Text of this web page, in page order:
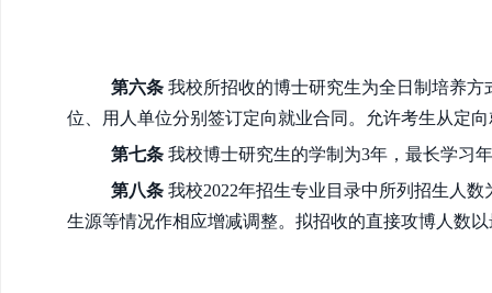
第六条 我校所招收的博士研究生为全日制培养
位、用人单位分别签订定向就业合同。允许考生从定
第七条 我校博士研究生的学制为3年，最长学习
第八条 我校2022年招生专业目录中所列招生人
生源等情况作相应增减调整。拟招收的直接攻博人数